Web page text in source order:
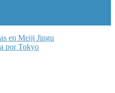
en Meiji Jingu
por Tokyo